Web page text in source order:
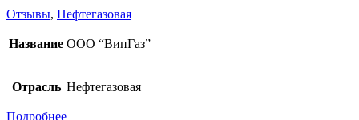
Отзывы, Нефтегазовая
Название ООО “ВипГаз”
Отрасль Нефтегазовая
Подробнее